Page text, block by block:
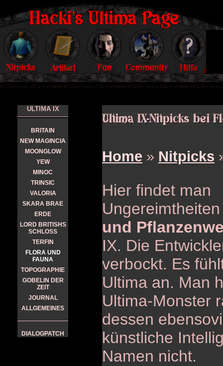
Home » Nitpicks
Hier findet man
und
IX. Die
verbockt. Es
Ultima an. Man
Ultima-Monster
dessen
künstliche
Namen nicht.
ULTIMA IX
BRITAIN
NEW MAGINCIA
MOONGLOW
YEW
MINOC
TRINSIC
VALORIA
SKARA BRAE
ERDE
LORD BRITISHS
SCHLOSS
TERFIN
FLORA UND
FAUNA
TOPOGRAPHIE
GOBELIN DER
ZEIT
JOURNAL
ALLGEMEINES
DIALOGPATCH